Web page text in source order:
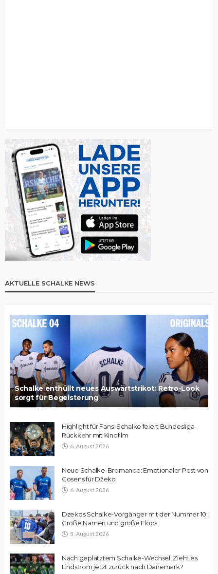
AKTUELLE SCHALKE NEWS
Schalke enthüllt neues Auswärtstrikot: Retro-Look
sorgt für Begeisterung
Highlight für Fans: Schalke feiert Bundesliga-
Rückkehr mit Kinofilm
6. August 2026
Neue Schalke-Bromance: Emotionaler Post von
Gosens für Džeko
6. August 2026
Dzekos Schalke-Vorgänger mit der Nummer 10:
Große Namen und große Flops
5. August 2026
Nach geplatztem Schalke-Wechsel: Zieht es
Lindström jetzt zurück nach Dänemark?